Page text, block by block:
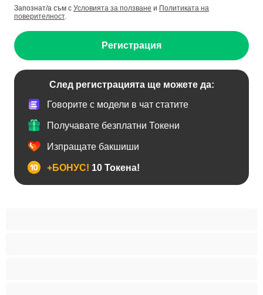
Запознат/а съм с Условията за ползване и Политиката на
поверителност.
Регистрация
След регистрацията ще можете да:
Говорите с модели в чат статите
Получавате безплатни Токени
Изпращате бакшиши
+БОНУС! 10 Токена!